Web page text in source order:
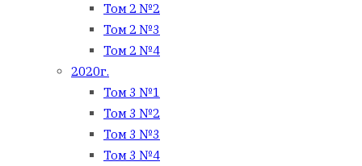
Том 2 №2
Том 2 №3
Том 2 №4
2020г.
Том 3 №1
Том 3 №2
Том 3 №3
Том 3 №4